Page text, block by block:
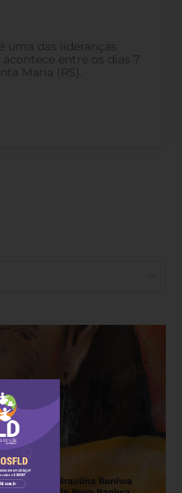
uma das lideranças
entre os dias 7
Maria (RS).